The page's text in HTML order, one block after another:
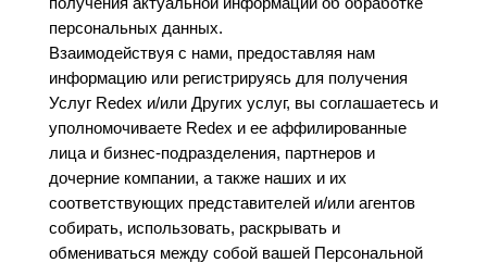
персональных данных.
Взаимодействуя с нами, предоставляя нам
информацию или регистрируясь для получения
Услуг Redex и/или Других услуг, вы соглашаетесь и
уполномочиваете Redex и ее аффилированные
лица и бизнес-подразделения, партнеров и
дочерние компании, а также наших и их
соответствующих представителей и/или агентов
собирать, использовать, раскрывать и
обмениваться между собой вашей Персональной